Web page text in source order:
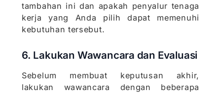
tambahan ini dan apakah penyalur tenaga
kerja yang Anda pilih dapat memenuhi
kebutuhan tersebut.
6. Lakukan Wawancara dan Evaluasi
Sebelum membuat keputusan akhir,
lakukan wawancara dengan beberapa